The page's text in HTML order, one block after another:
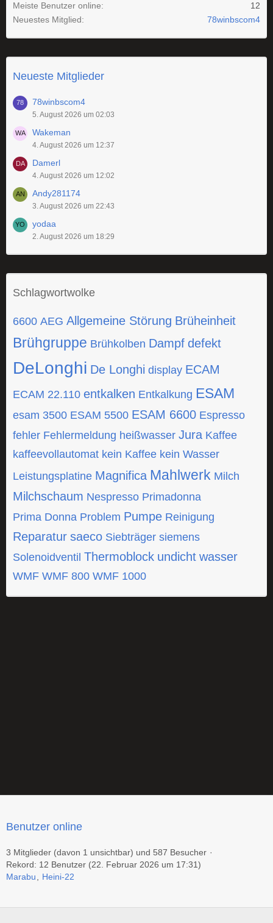
Meiste Benutzer online
12
Neuestes Mitglied
78winbscom4
Neueste Mitglieder
78winbscom4
5. August 2026 um 02:03
Wakeman
4. August 2026 um 12:37
Damerl
4. August 2026 um 12:02
Andy281174
3. August 2026 um 22:43
yodaa
2. August 2026 um 18:29
Schlagwortwolke
6600 AEG Allgemeine Störung Brüheinheit
Brühgruppe Brühkolben Dampf defekt
DeLonghi De Longhi display ECAM
ECAM 22.110 entkalken Entkalkung ESAM
esam 3500 ESAM 5500 ESAM 6600 Espresso
fehler Fehlermeldung heißwasser Jura Kaffee
kaffeevollautomat kein Kaffee kein Wasser
Leistungsplatine Magnifica Mahlwerk Milch
Milchschaum Nespresso Primadonna
Prima Donna Problem Pumpe Reinigung
Reparatur saeco Siebträger siemens
Solenoidventil Thermoblock undicht wasser
WMF WMF 800 WMF 1000
Benutzer online
3 Mitglieder (davon 1 unsichtbar) und 587 Besucher
Rekord: 12 Benutzer (22. Februar 2026 um 17:31)
Marabu
Heini-22